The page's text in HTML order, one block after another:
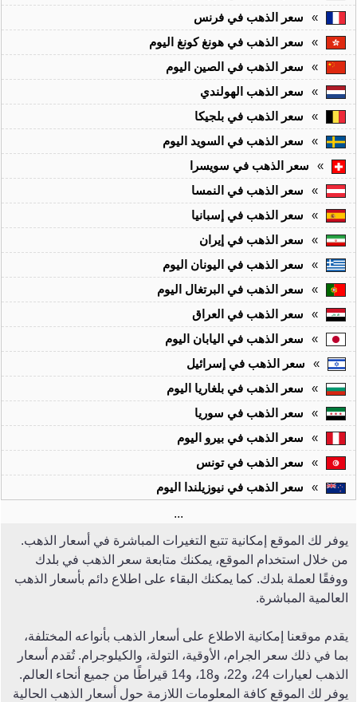
»
سعر الذهب في فرنس
»
سعر الذهب في هونغ كونغ اليوم
»
سعر الذهب في الصين اليوم
»
سعر الذهب الهولندي
»
سعر الذهب في بلجيكا
»
سعر الذهب في السويد اليوم
»
سعر الذهب في سويسرا
»
سعر الذهب في النمسا
»
سعر الذهب في إسبانيا
»
سعر الذهب في إيران
»
سعر الذهب في اليونان اليوم
»
سعر الذهب في البرتغال اليوم
»
سعر الذهب في العراق
»
سعر الذهب في اليابان اليوم
»
سعر الذهب في إسرائيل
»
سعر الذهب في بلغاريا اليوم
»
سعر الذهب في سوريا
»
سعر الذهب في بيرو اليوم
»
سعر الذهب في تونس
»
سعر الذهب في نيوزيلندا اليوم
...
يوفر لك الموقع إمكانية تتبع التغيرات المباشرة في أسعار الذهب.
من خلال استخدام الموقع، يمكنك متابعة سعر الذهب في بلدك
ووفقًا لعملة بلدك. كما يمكنك البقاء على اطلاع دائم بأسعار الذهب
العالمية المباشرة.
يقدم موقعنا إمكانية الاطلاع على أسعار الذهب بأنواعه المختلفة،
بما في ذلك سعر الجرام، الأوقية، التولة، والكيلوجرام. تُقدم أسعار
الذهب لعيارات 24، و22، و18، و14 قيراطًا من جميع أنحاء العالم.
يوفر لك الموقع كافة المعلومات اللازمة حول أسعار الذهب الحالية